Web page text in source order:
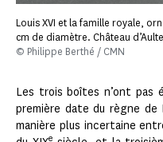
Louis XVI et la famille royale,
cm de diamètre. Château
© Philippe Berthé / CMN
Les trois boîtes n’ont pas
première date du règne de
manière plus incertaine
e